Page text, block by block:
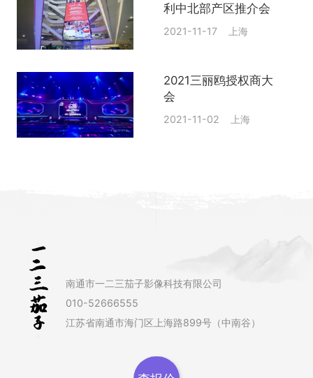
利中北部产区推介会
2021-11-17 上海
2021三丽鸥授权商大
会
2021-11-02 上海
南通市一二三茄子影像科技有限公司
010-52666555
江苏省南通市海门区上海路899号（中南谷）